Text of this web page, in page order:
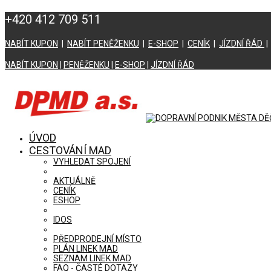
+420 412 709 511
NABÍT KUPON NABÍT PENĚŽENKU E-SHOP CENÍK JÍZDNÍ ŘÁD
NABÍT KUPON PENĚŽENKU E-SHOP JÍZDNÍ ŘÁD
ÚVOD
CESTOVÁNÍ MAD
VYHLEDAT SPOJENÍ
AKTUÁLNĚ
CENÍK
ESHOP
IDOS
PŘEDPRODEJNÍ MÍSTO
PLÁN LINEK MAD
SEZNAM LINEK MAD
FAQ - ČASTÉ DOTAZY